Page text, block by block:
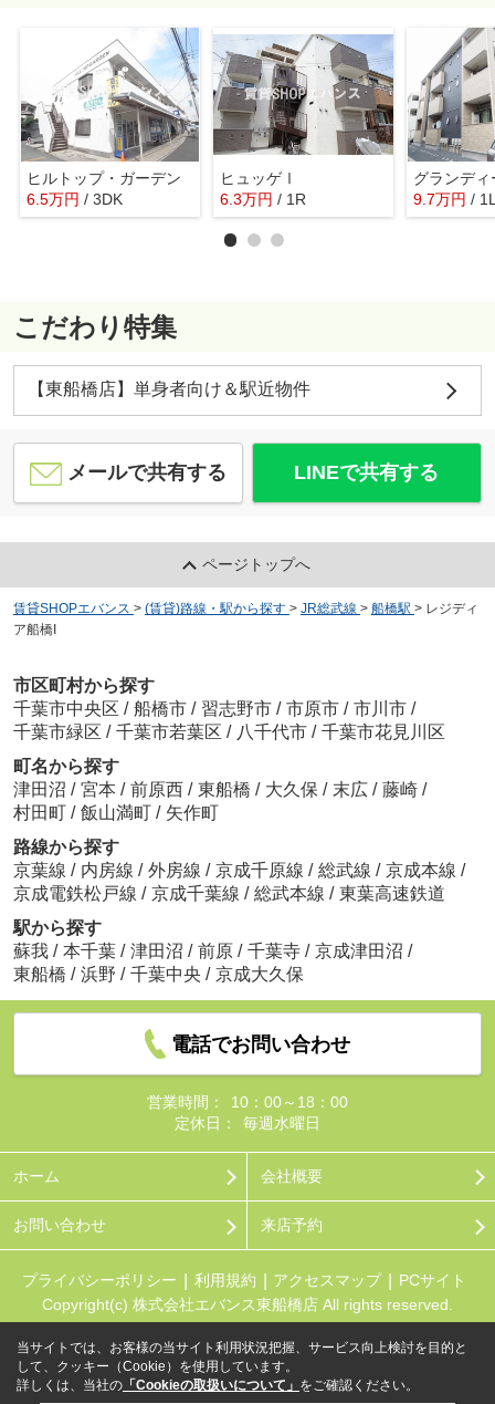
ヒルトップ・ガーデン
6.5万円 / 3DK
ヒュッゲⅠ
6.3万円 / 1R
グランディ
9.7万円 /
こだわり特集
【東船橋店】単身者向け＆駅近物件
メールで共有する LINEで共有する
ページトップへ
賃貸SHOPエバンス > (賃貸)路線・駅から探す > JR総武線 > 船橋駅 > レジディ
ア船橋I
市区町村から探す
千葉市中央区 / 船橋市 / 習志野市 / 市原市 / 市川市 /
千葉市緑区 / 千葉市若葉区 / 八千代市 / 千葉市花見川区
町名から探す
津田沼 / 宮本 / 前原西 / 東船橋 / 大久保 / 末広 / 藤崎 /
村田町 / 飯山満町 / 矢作町
路線から探す
京葉線 / 内房線 / 外房線 / 京成千原線 / 総武線 / 京成本線 /
京成電鉄松戸線 / 京成千葉線 / 総武本線 / 東葉高速鉄道
駅から探す
蘇我 / 本千葉 / 津田沼 / 前原 / 千葉寺 / 京成津田沼 /
東船橋 / 浜野 / 千葉中央 / 京成大久保
電話でお問い合わせ
営業時間：
10：00～18：00
定休日：
毎週水曜日
ホーム 会社概要
お問い合わせ 来店予約
プライバシーポリシー 利用規約 アクセスマップ
PCサイト
Copyright(c) 株式会社エバンス東船橋店 All rights reserved.
当サイトでは、お客様の当サイト利用状況把握、サービス向上検討を目的と
して、クッキー（Cookie）を使用しています。
詳しくは、当社の 「Cookieの取扱いについて」 をご確認ください。